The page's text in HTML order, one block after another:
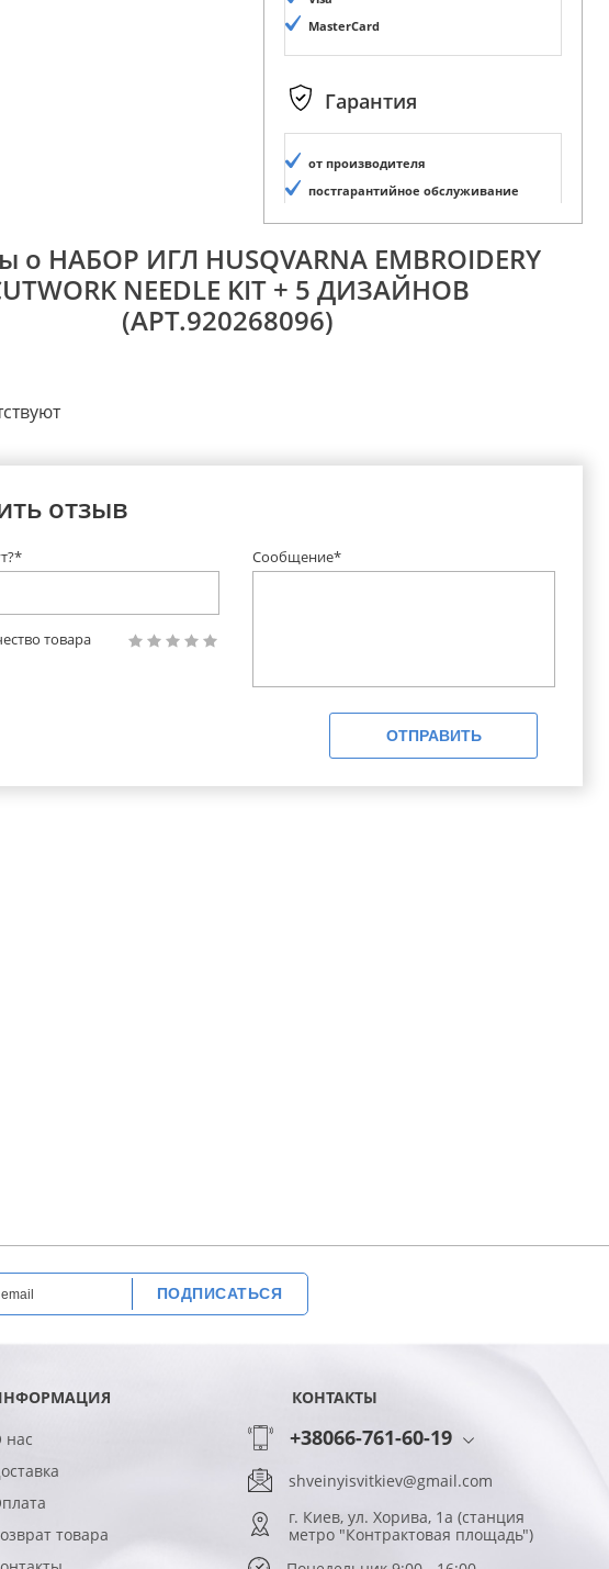
MasterCard
Гарантия
от производителя
постгарантийное обслуживание
о НАБОР ИГЛ HUSQVARNA EMBROIDERY
NEEDLE KIT + 5 ДИЗАЙНОВ
(АРТ.920268096)
отзыв
Сообщение*
товара
ОТПРАВИТЬ
ПОДПИСАТЬСЯ
нас
товара
КОНТАКТЫ
+38066-761-60-19
shveinyisvitkiev@gmail.com
г. Киев, ул. Хорива, 1а (станция
метро "Контрактовая площадь")